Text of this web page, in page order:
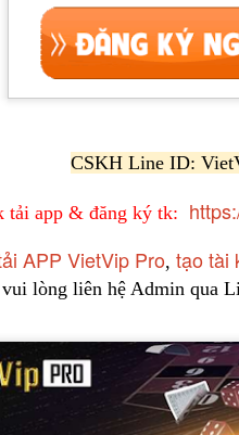
CSKH Line ID:
tải app & đăng ký tk:
APP VietVip Pro, tạo tài
lòng liên hệ Admin qua